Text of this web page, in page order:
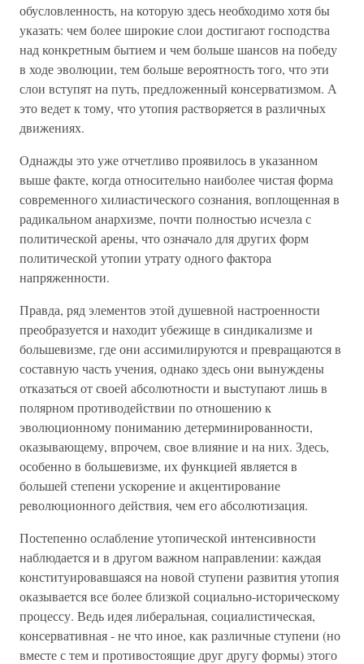
обусловленность, на которую здесь необходимо хотя бы
указать: чем более широкие слои достигают господства
над конкретным бытием и чем больше шансов на победу
в ходе эволюции, тем больше вероятность того, что эти
слои вступят на путь, предложенный консерватизмом. А
это ведет к тому, что утопия растворяется в различных
движениях.
Однажды это уже отчетливо проявилось в указанном
выше факте, когда относительно наиболее чистая форма
современного хилиастического сознания, воплощенная в
радикальном анархизме, почти полностью исчезла с
политической арены, что означало для других форм
политической утопии утрату одного фактора
напряженности.
Правда, ряд элементов этой душевной настроенности
преобразуется и находит убежище в синдикализме и
большевизме, где они ассимилируются и превращаются в
составную часть учения, однако здесь они вынуждены
отказаться от своей абсолютности и выступают лишь в
полярном противодействии по отношению к
эволюционному пониманию детерминированности,
оказывающему, впрочем, свое влияние и на них. Здесь,
особенно в большевизме, их функцией является в
большей степени ускорение и акцентирование
революционного действия, чем его абсолютизация.
Постепенно ослабление утопической интенсивности
наблюдается и в другом важном направлении: каждая
конституировавшаяся на новой ступени развития утопия
оказывается все более близкой социально-историческому
процессу. Ведь идея либеральная, социалистическая,
консервативная - не что иное, как различные ступени (но
вместе с тем и противостоящие друг другу формы) этого